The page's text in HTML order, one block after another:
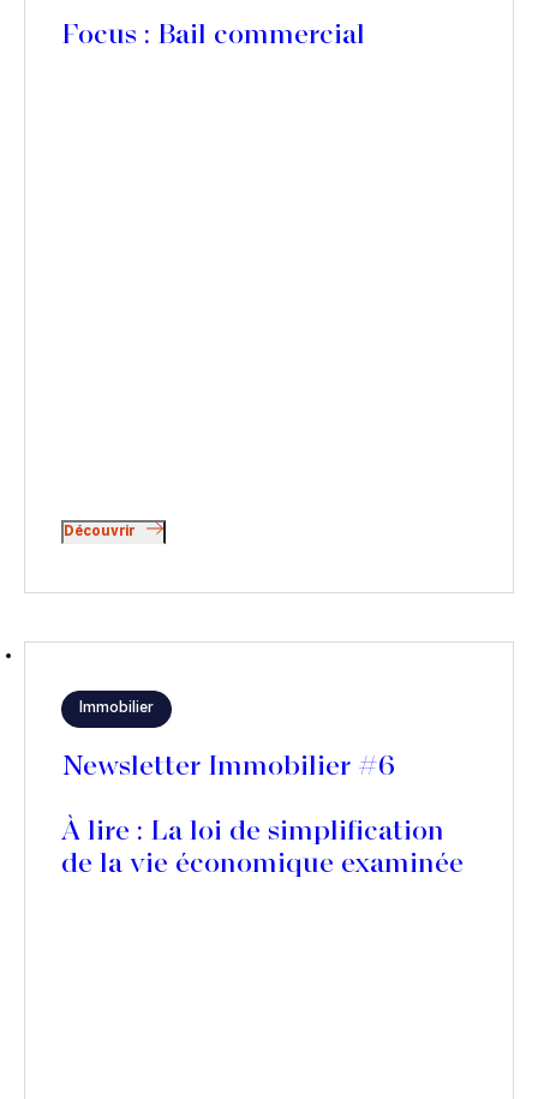
Focus : Bail commercial
Découvrir
Immobilier
Newsletter Immobilier #6
À lire : La loi de simplification
de la vie économique examinée